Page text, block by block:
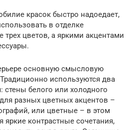
красок быстро надоедает,
в отделке
трех цветов, а яркими акцентами
основную смысловую
Традиционно используются два
стены белого или холодного
разных цветных акцентов –
или цветные – в этом
яркие контрастные сочетания,